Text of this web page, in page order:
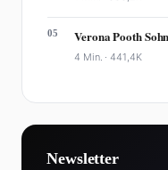
05 Verona Pooth
4 Min. ·441,4K
Newsletter